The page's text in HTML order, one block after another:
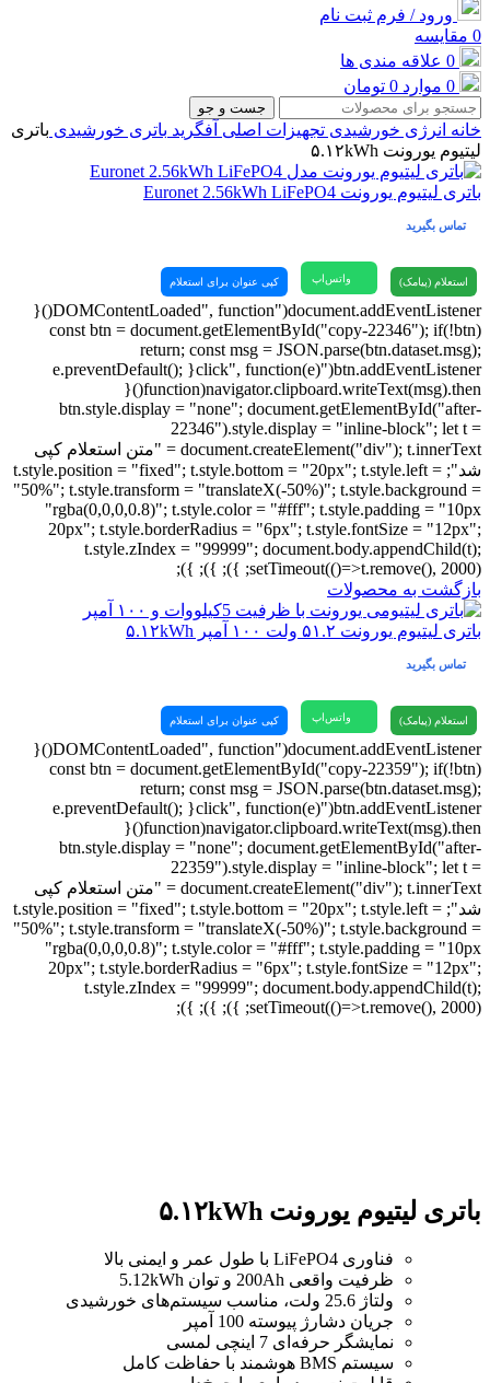
ورود / فرم ثبت نام
0 مقایسه
0 علاقه مندی ها
0 موارد 0 تومان
جست و جو
خانه انرژی خورشیدی تجهیزات اصلی آفگرید باتری خورشیدی باتری
لیتیوم یورونت ۵.۱۲kWh
باتری لیتیوم یورونت Euronet 2.56kWh LiFePO4
تماس بگیرید
استعلام (پیامک) واتس‌اپ کپی عنوان برای استعلام
document.addEventListener("DOMContentLoaded", function(){
const btn = document.getElementById("copy-22346"); if(!btn)
return; const msg = JSON.parse(btn.dataset.msg);
btn.addEventListener("click", function(e){ e.preventDefault();
navigator.clipboard.writeText(msg).then(function(){
btn.style.display = "none"; document.getElementById("after-
22346").style.display = "inline-block"; let t =
document.createElement("div"); t.innerText = "متن استعلام کپی
شد"; t.style.position = "fixed"; t.style.bottom = "20px"; t.style.left =
"50%"; t.style.transform = "translateX(-50%)"; t.style.background =
"rgba(0,0,0,0.8)"; t.style.color = "#fff"; t.style.padding = "10px
20px"; t.style.borderRadius = "6px"; t.style.fontSize = "12px";
t.style.zIndex = "99999"; document.body.appendChild(t);
setTimeout(()=>t.remove(), 2000); }); }); });
بازگشت به محصولات
باتری لیتیوم یورونت ۵۱.۲ ولت ۱۰۰ آمپر ۵.۱۲kWh
تماس بگیرید
استعلام (پیامک) واتس‌اپ کپی عنوان برای استعلام
document.addEventListener("DOMContentLoaded", function(){
const btn = document.getElementById("copy-22359"); if(!btn)
return; const msg = JSON.parse(btn.dataset.msg);
btn.addEventListener("click", function(e){ e.preventDefault();
navigator.clipboard.writeText(msg).then(function(){
btn.style.display = "none"; document.getElementById("after-
22359").style.display = "inline-block"; let t =
document.createElement("div"); t.innerText = "متن استعلام کپی
شد"; t.style.position = "fixed"; t.style.bottom = "20px"; t.style.left =
"50%"; t.style.transform = "translateX(-50%)"; t.style.background =
"rgba(0,0,0,0.8)"; t.style.color = "#fff"; t.style.padding = "10px
20px"; t.style.borderRadius = "6px"; t.style.fontSize = "12px";
t.style.zIndex = "99999"; document.body.appendChild(t);
setTimeout(()=>t.remove(), 2000); }); }); });
باتری لیتیوم یورونت ۵.۱۲kWh
فناوری LiFePO4 با طول عمر و ایمنی بالا
ظرفیت واقعی 200Ah و توان 5.12kWh
ولتاژ 25.6 ولت، مناسب سیستم‌های خورشیدی
جریان دشارژ پیوسته 100 آمپر
نمایشگر حرفه‌ای 7 اینچی لمسی
سیستم BMS هوشمند با حفاظت کامل